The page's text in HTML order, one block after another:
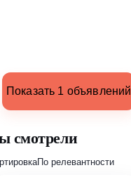
Показать 1 объявлений
смотрели
По релевантности